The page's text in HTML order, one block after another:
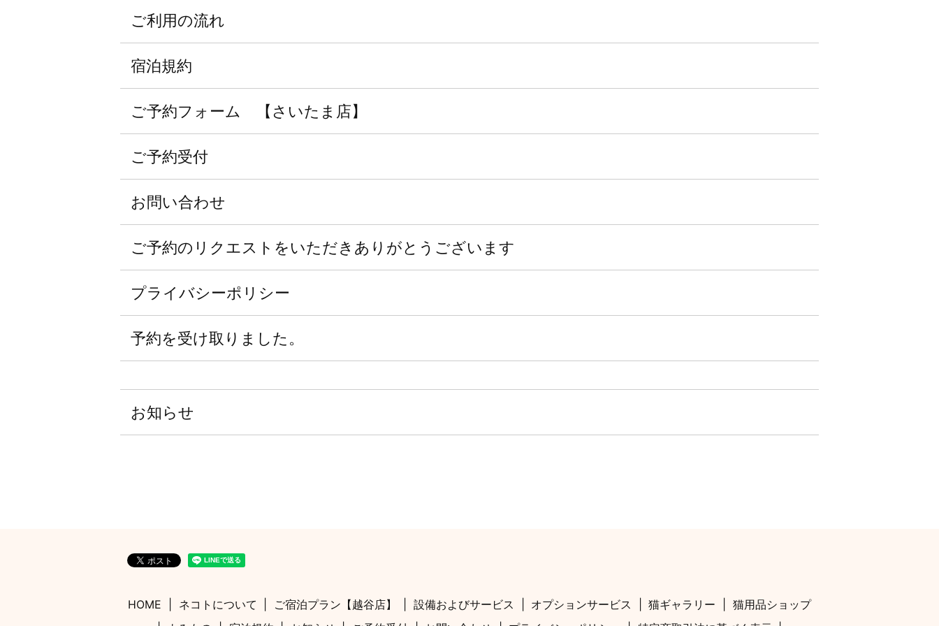
ご利用の流れ
宿泊規約
ご予約フォーム 【さいたま店】
ご予約受付
お問い合わせ
ご予約のリクエストをいただきありがとうございます
プライバシーポリシー
予約を受け取りました。
お知らせ
HOME ネコトについて ご宿泊プラン【越谷店】 設備およびサービス オプションサービス 猫ギャラリー
猫用品ショップ